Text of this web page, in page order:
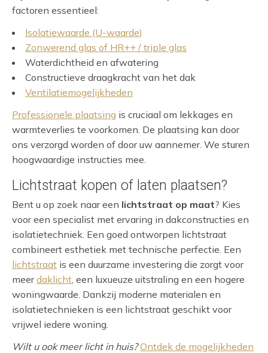
factoren essentieel:
Isolatiewaarde (U-waarde)
Zonwerend glas of HR++ / triple glas
Waterdichtheid en afwatering
Constructieve draagkracht van het dak
Ventilatiemogelijkheden
Professionele plaatsing is cruciaal om lekkages en
warmteverlies te voorkomen. De plaatsing kan door
ons verzorgd worden of door uw aannemer. We sturen
hoogwaardige instructies mee.
Lichtstraat kopen of laten plaatsen?
Bent u op zoek naar een lichtstraat op maat? Kies
voor een specialist met ervaring in dakconstructies en
isolatietechniek. Een goed ontworpen lichtstraat
combineert esthetiek met technische perfectie. Een
lichtstraat is een duurzame investering die zorgt voor
meerdaklicht , een luxueuze uitstraling en een hogere
woningwaarde. Dankzij moderne materialen en
isolatietechnieken is een lichtstraat geschikt voor
vrijwel iedere woning.
Wilt u ook meer licht in huis? Ontdek de mogelijkheden